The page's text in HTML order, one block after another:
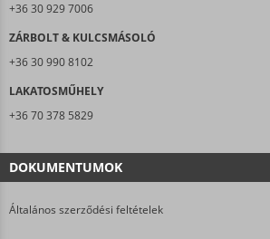
+36 30 929 7006
ZÁRBOLT & KULCSMÁSOLÓ
+36 30 990 8102
LAKATOSMŰHELY
+36 70 378 5829
DOKUMENTUMOK
Általános szerződési feltételek